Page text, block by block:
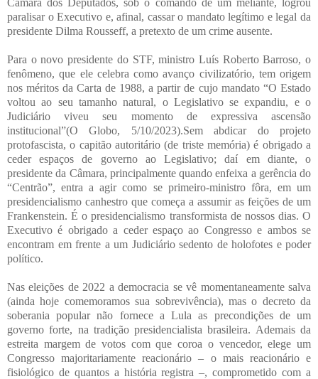
paralisar o Executivo e, afinal, cassar o mandato legítimo e legal da
presidente Dilma Rousseff, a pretexto de um crime ausente.
Para o novo presidente do STF, ministro Luís Roberto Barroso, o
fenômeno, que ele celebra como avanço civilizatório, tem origem
nos méritos da Carta de 1988, a partir de cujo mandato “O Estado
voltou ao seu tamanho natural, o Legislativo se expandiu, e o
Judiciário viveu seu momento de expressiva ascensão
institucional”(O Globo, 5/10/2023).Sem abdicar do projeto
protofascista, o capitão autoritário (de triste memória) é obrigado a
ceder espaços de governo ao Legislativo; daí em diante, o
presidente da Câmara, principalmente quando enfeixa a gerência do
“Centrão”, entra a agir como se primeiro-ministro fôra, em um
presidencialismo canhestro que começa a assumir as feições de um
Frankenstein. É o presidencialismo transformista de nossos dias. O
Executivo é obrigado a ceder espaço ao Congresso e ambos se
encontram em frente a um Judiciário sedento de holofotes e poder
político.
Nas eleições de 2022 a democracia se vê momentaneamente salva
(ainda hoje comemoramos sua sobrevivência), mas o decreto da
soberania popular não fornece a Lula as precondições de um
governo forte, na tradição presidencialista brasileira. Ademais da
estreita margem de votos com que coroa o vencedor, elege um
Congresso majoritariamente reacionário – o mais reacionário e
fisiológico de quantos a história registra –, comprometido com a